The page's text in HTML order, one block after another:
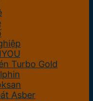
Turbo Gold
Asber